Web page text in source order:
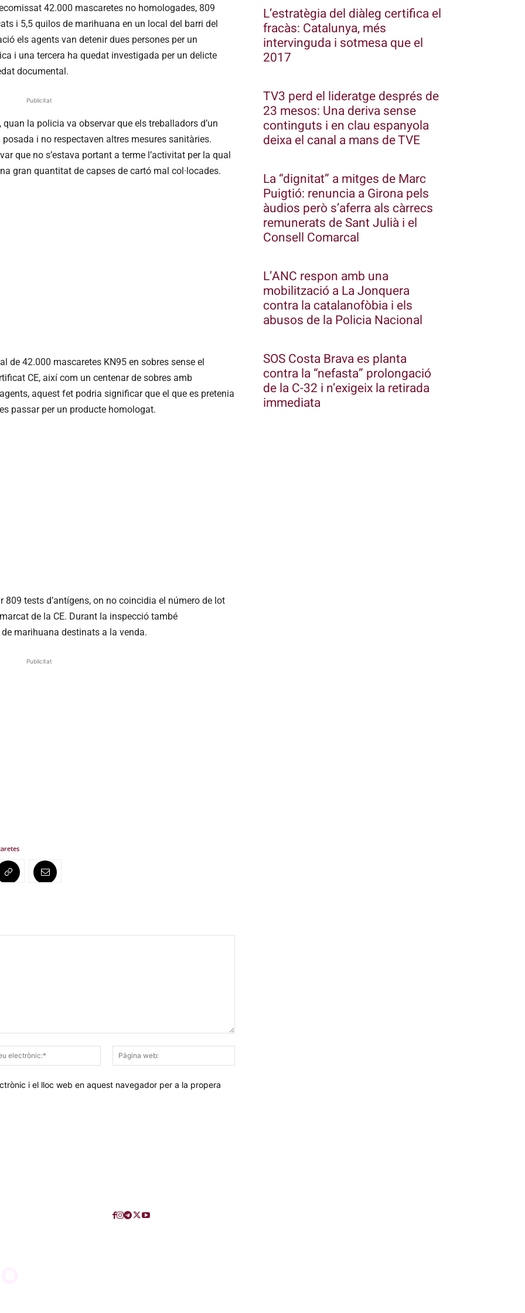
42.000 mascaretes no homologades, 809
i 5,5 quilos de marihuana en un local del barri del
els agents van detenir dues persones per un
i una tercera ha quedat investigada per un delicte
documental.
Publicitat
la policia va observar que els treballadors d’un
i no respectaven altres mesures sanitàries.
que no s’estava portant a terme l’activitat per la qual
gran quantitat de capses de cartó mal col·locades.
de 42.000 mascaretes KN95 en sobres sense el
CE, així com un centenar de sobres amb
aquest fet podria significar que el que es pretenia
passar per un producte homologat.
tests d’antígens, on no coincidia el número de lot
de la CE. Durant la inspecció també
marihuana destinats a la venda.
Publicitat
Correu
electrònic:*
web:
i el lloc web en aquest navegador per a la propera
L’estratègia del diàleg certifica el
fracàs: Catalunya, més
intervinguda i sotmesa que el
2017
TV3 perd el lideratge després de
23 mesos: Una deriva sense
continguts i en clau espanyola
deixa el canal a mans de TVE
La “dignitat” a mitges de Marc
Puigtió: renuncia a Girona pels
àudios però s’aferra als càrrecs
remunerats de Sant Julià i el
Consell Comarcal
L’ANC respon amb una
mobilització a La Jonquera
contra la catalanofòbia i els
abusos de la Policia Nacional
SOS Costa Brava es planta
contra la “nefasta” prolongació
de la C-32 i n’exigeix la retirada
immediata